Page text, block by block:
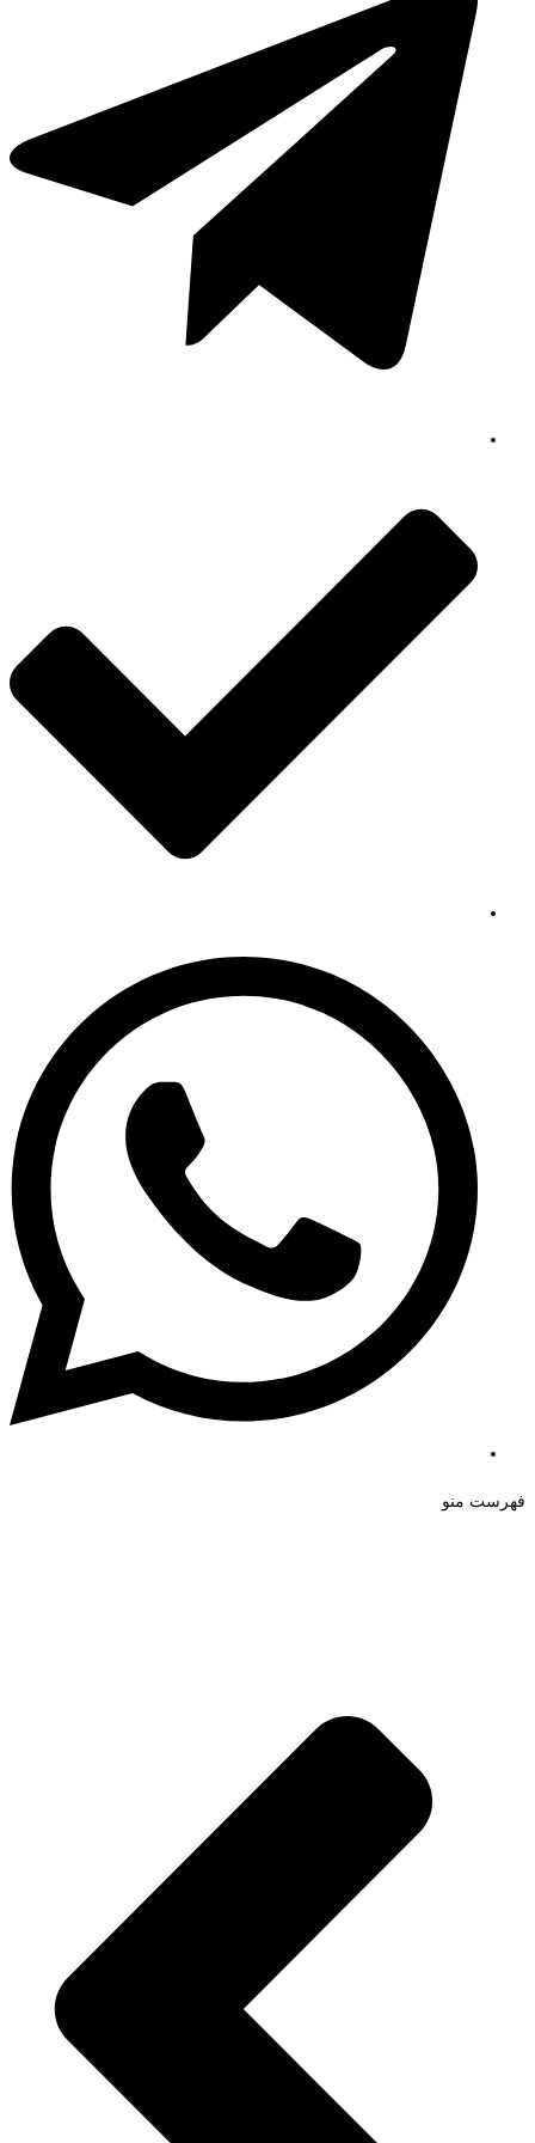
فهرست منو